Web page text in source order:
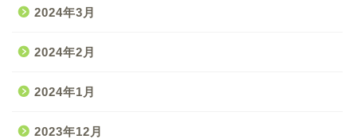
2024年3月
2024年2月
2024年1月
2023年12月